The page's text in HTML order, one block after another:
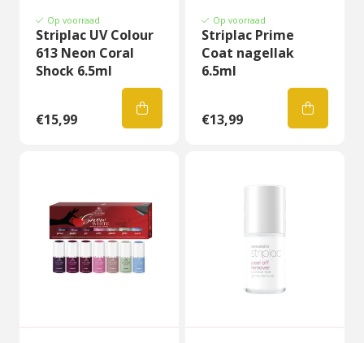
Op voorraad
Striplac UV Colour
613 Neon Coral
Shock 6.5ml
€15,99
Op voorraad
Striplac Prime
Coat nagellak
6.5ml
€13,99